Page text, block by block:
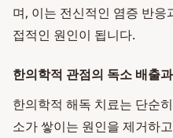
며, 이는 전신적인 염증 반
접적인 원인이 됩니다.
한의학적 관점의 독소 배출
한의학적 해독 치료는 단순
소가 쌓이는 원인을 제거하